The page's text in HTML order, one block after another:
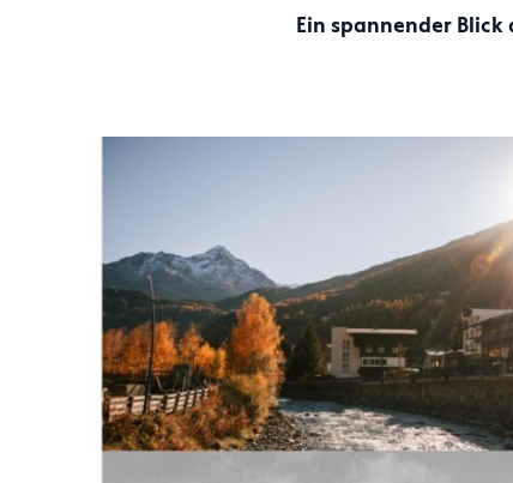
Ein spannender